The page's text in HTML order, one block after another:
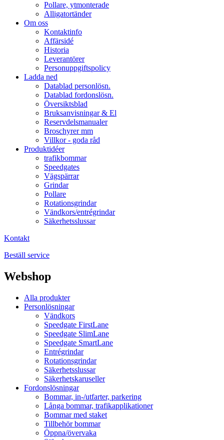
Pollare, ytmonterade
Alligatortänder
Om oss
Kontaktinfo
Affärsidé
Historia
Leverantörer
Personuppgiftspolicy
Ladda ned
Datablad personlösn.
Datablad fordonslösn.
Översiktsblad
Bruksanvisningar & El
Reservdelsmanualer
Broschyrer mm
Villkor - goda råd
Produktidéer
trafikbommar
Speedgates
Vägspärrar
Grindar
Pollare
Rotationsgrindar
Vändkors/entrégrindar
Säkerhetsslussar
Kontakt
Beställ service
Webshop
Alla produkter
Personlösningar
Vändkors
Speedgate FirstLane
Speedgate SlimLane
Speedgate SmartLane
Entrégrindar
Rotationsgrindar
Säkerhetsslussar
Säkerhetskaruseller
Fordonslösningar
Bommar, in-/utfarter, parkering
Långa bommar, trafikapplikationer
Bommar med staket
Tillbehör bommar
Öppna/övervaka